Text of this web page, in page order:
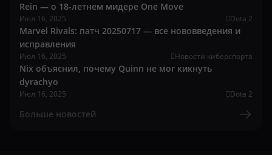
Rein — о 18-летнем мидере One Move
Июл 16, 2025 Dota 2
Marvel Rivals: патч 20250717 — все нововведения и
исправления
Июл 16, 2025 Новости киберспорта
Nix объяснил, почему Quinn не мог кикнуть
dyrachyo
Июл 16, 2025 Dota 2
Больше новостей